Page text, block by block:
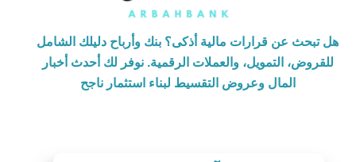
هل تبحث عن قرارات مالية أذكى؟ بنك وأرباح دليلك الشامل
للقروض، التمويل، والعملات الرقمية. نوفر لك أحدث أخبار
المال وعروض التقسيط لبناء استثمار ناجح